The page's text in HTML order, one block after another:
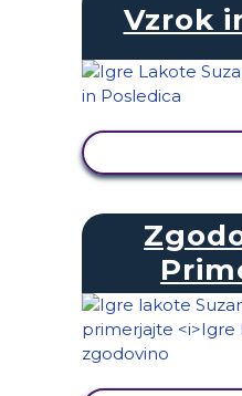
Vzrok